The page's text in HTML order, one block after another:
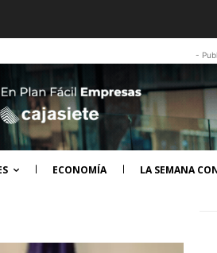
-
ECONOMÍA LA SEMANA